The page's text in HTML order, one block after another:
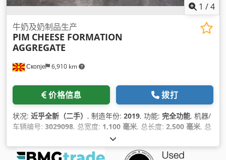
1 /4
Скопје 6,910 km
牛奶及奶制品生产
PIM CHEESE FORMATION
AGGREGATE
价格信息 拨打
状况: 近乎全新（二手） , 制造年份: 2019, 功能: 完全功能, 机器/
车辆编号: 3029098, 总宽度: 1,100 毫米, 总长度: 2,500 毫米, 总
铭牌可用,